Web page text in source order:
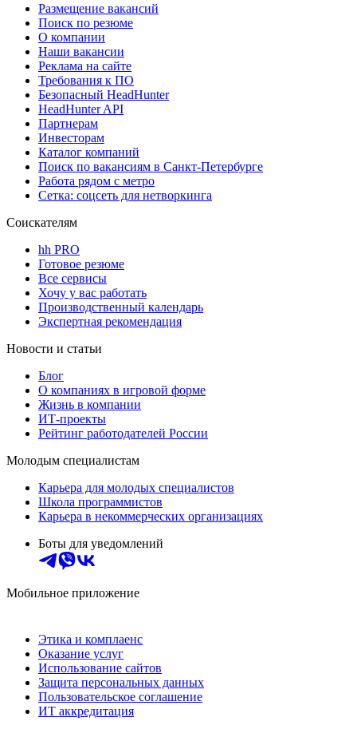
Размещение вакансий
Поиск по резюме
О компании
Наши вакансии
Реклама на сайте
Требования к ПО
Безопасный HeadHunter
HeadHunter API
Партнерам
Инвесторам
Каталог компаний
Поиск по вакансиям в Санкт-Петербурге
Работа рядом с метро
Сетка: соцсеть для нетворкинга
Соискателям
hh PRO
Готовое резюме
Все сервисы
Хочу у вас работать
Производственный календарь
Экспертная рекомендация
Новости и статьи
Блог
О компаниях в игровой форме
Жизнь в компании
ИТ-проекты
Рейтинг работодателей России
Молодым специалистам
Карьера для молодых специалистов
Школа программистов
Карьера в некоммерческих организациях
Боты для уведомлений
Мобильное приложение
Этика и комплаенс
Оказание услуг
Использование сайтов
Защита персональных данных
Пользовательское соглашение
ИТ аккредитация